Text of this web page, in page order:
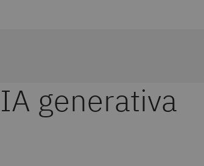
IA generativa